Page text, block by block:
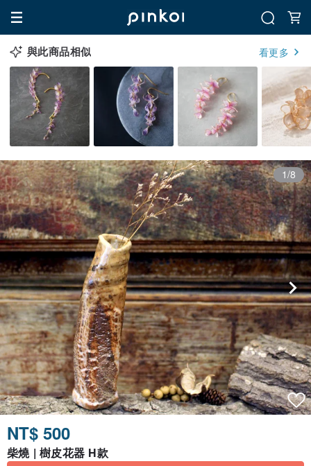
與此商品相似 看更多
1/8
NT$ 500
柴燒 | 樹皮花器 H款